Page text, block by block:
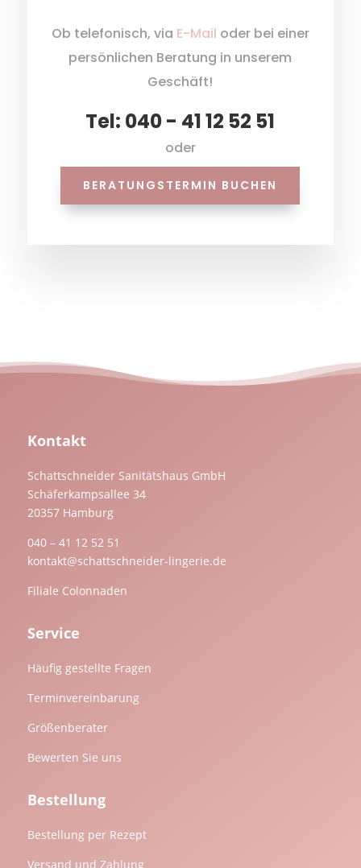
Ob telefonisch, via E-Mail oder bei einer
persönlichen Beratung in unserem
Geschäft!
Tel: 040 - 41 12 52 51
oder
BERATUNGSTERMIN BUCHEN
Kontakt
Schattschneider Sanitätshaus GmbH
Schäferkampsallee 34
20357 Hamburg
040 – 41 12 52 51
kontakt@schattschneider-lingerie.de
Filiale Colonnaden
Service
Häufig gestellte Fragen
Terminvereinbarung
Größenberater
Bewerten Sie uns
Bestellung
Bestellung per Rezept
Versand und Zahlung